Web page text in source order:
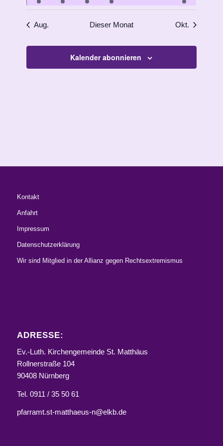
Veranstaltungen
Veranstaltungen
VeranstaltungVeranstaltungVeranstaltungenVeranstaltungen
Aug. Dieser Monat Okt.
Kalender abonnieren
Kontakt
Anfahrt
Impressum
Datenschutzerklärung
Wir sind Mitglied in der Allianz gegen Rechtsextremismus
ADRESSE:
Ev.-Luth. Kirchengemeinde St. Matthäus
Rollnerstraße 104
90408 Nürnberg
Tel. 0911 / 35 50 61
pfarramt.st-matthaeus-n@elkb.de